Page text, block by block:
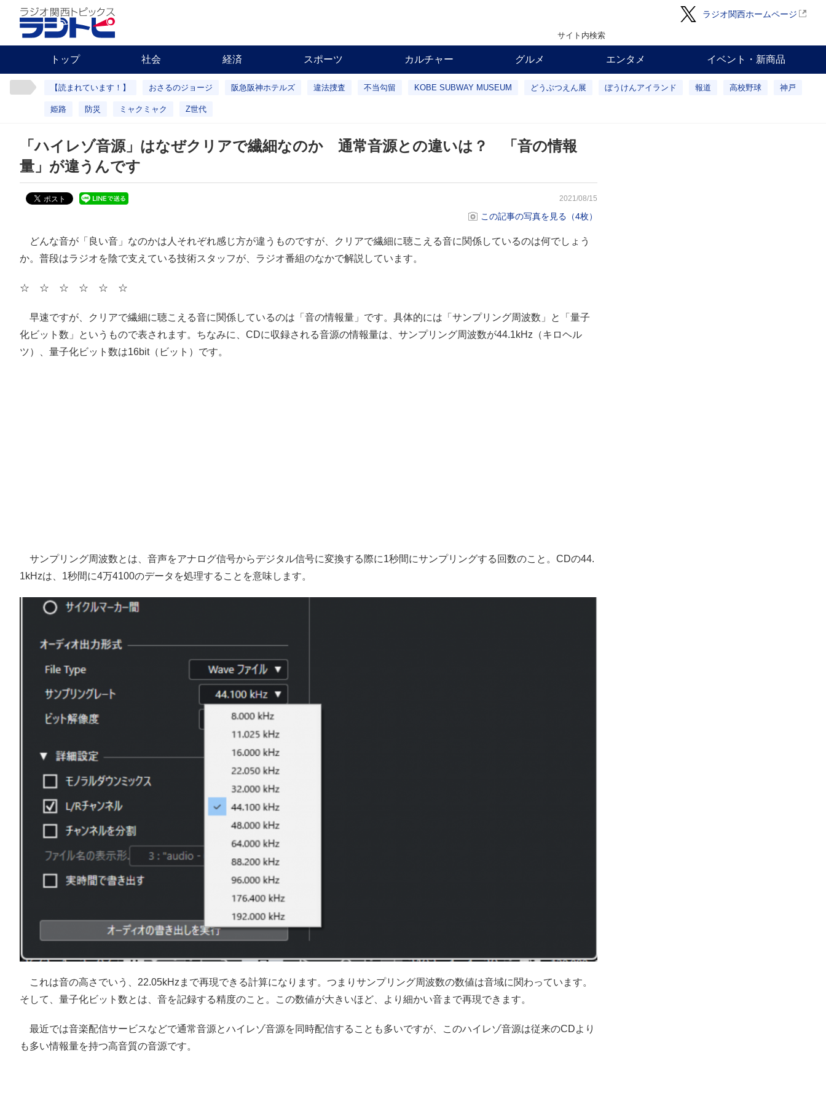
ラジオ関西ホームページ
サイト内検索
トップ 社会 経済 スポーツ カルチャー グルメ エンタメ イベント・新商品
【読まれています！】 おさるのジョージ 阪急阪神ホテルズ 違法捜査 不当勾留 KOBE SUBWAY MUSEUM どうぶつえん展 ぼうけんアイランド 報道 高校野球 神戸
姫路 防災 ミャクミャク Z世代
「ハイレゾ音源」はなぜクリアで繊細なのか 通常音源との違いは？ 「音の情報
量」が違うんです
2021/08/15
この記事の写真を見る（4枚）
どんな音が「良い音」なのかは人それぞれ感じ方が違うものですが、クリアで繊細に聴こえる音に関係しているのは何でしょう
か。普段はラジオを陰で支えている技術スタッフが、ラジオ番組のなかで解説しています。
☆ ☆ ☆ ☆ ☆ ☆
早速ですが、クリアで繊細に聴こえる音に関係しているのは「音の情報量」です。具体的には「サンプリング周波数」と「量子
化ビット数」というもので表されます。ちなみに、CDに収録される音源の情報量は、サンプリング周波数が44.1kHz（キロヘル
ツ）、量子化ビット数は16bit（ビット）です。
サンプリング周波数とは、音声をアナログ信号からデジタル信号に変換する際に1秒間にサンプリングする回数のこと。CDの44.
1kHzは、1秒間に4万4100のデータを処理することを意味します。
これは音の高さでいう、22.05kHzまで再現できる計算になります。つまりサンプリング周波数の数値は音域に関わっています。
そして、量子化ビット数とは、音を記録する精度のこと。この数値が大きいほど、より細かい音まで再現できます。
最近では音楽配信サービスなどで通常音源とハイレゾ音源を同時配信することも多いですが、このハイレゾ音源は従来のCDより
も多い情報量を持つ高音質の音源です。